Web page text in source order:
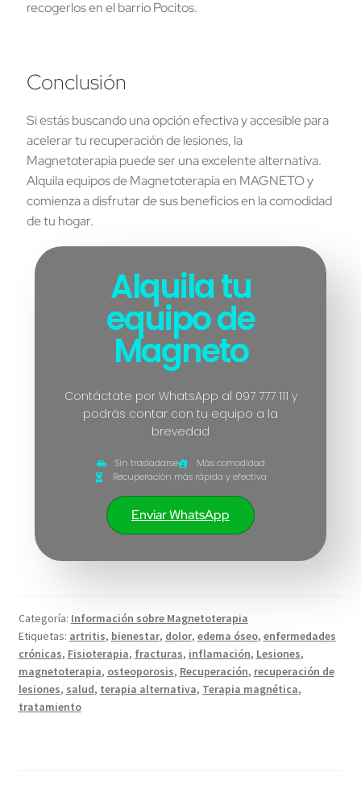
recogerlos en el barrio Pocitos.
Conclusión
Si estás buscando una opción efectiva y accesible para
acelerar tu recuperación de lesiones, la
Magnetoterapia puede ser una excelente alternativa.
Alquila equipos de Magnetoterapia en MAGNETO y
comienza a disfrutar de sus beneficios en la comodidad
de tu hogar.
Alquila tu
equipo de
Magneto
Contáctate por WhatsApp al 097 777 111 y
podrás contar con tu equipo a la
brevedad
Sin trasladarse
Más comodidad
Recuperación más rápida y efectiva
Enviar WhatsApp
Categoría: Información sobre Magnetoterapia
Etiquetas: artritis, bienestar, dolor, edema óseo, enfermedades
crónicas, Fisioterapia, fracturas, inflamación, Lesiones,
magnetoterapia, osteoporosis, Recuperación, recuperación de
lesiones, salud, terapia alternativa, Terapia magnética,
tratamiento